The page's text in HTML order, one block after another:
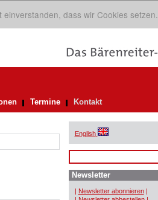
dass wir Cookies setzen.
Termine Kontakt
English
Newsletter
| Newsletter abonnieren |